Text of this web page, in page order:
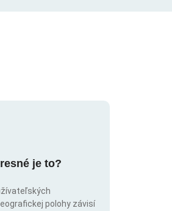
je to?
polohy závisí